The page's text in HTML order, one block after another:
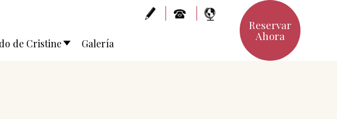
Reservar
Ahora
de Cristine Galería